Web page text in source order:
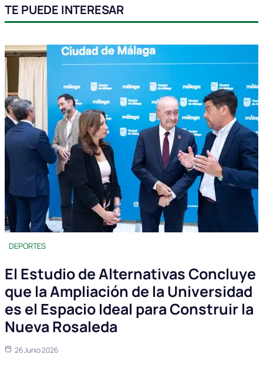
TE PUEDE INTERESAR
DEPORTES
El Estudio de Alternativas Concluye
que la Ampliación de la Universidad
es el Espacio Ideal para Construir la
Nueva Rosaleda
26 Junio 2026